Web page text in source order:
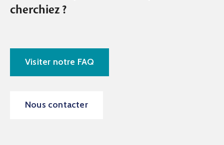
cherchiez ?
Visiter notre FAQ
Nous contacter